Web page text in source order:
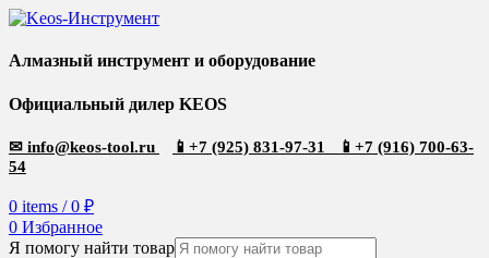
Алмазный инструмент и оборудование
Официальный дилер KEOS
✉ info@keos-tool.ru 📱 +7 (925) 831-97-31 📱 +7 (916) 700-63-
54
0 items / 0 ₽
0 Избранное
Я помогу найти товар